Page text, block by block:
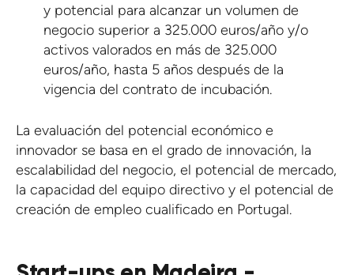
y potencial para alcanzar un volumen de
negocio superior a 325.000 euros/año y/o
activos valorados en más de 325.000
euros/año, hasta 5 años después de la
vigencia del contrato de incubación.
La evaluación del potencial económico e
innovador se basa en el grado de innovación, la
escalabilidad del negocio, el potencial de mercado,
la capacidad del equipo directivo y el potencial de
creación de empleo cualificado en Portugal.